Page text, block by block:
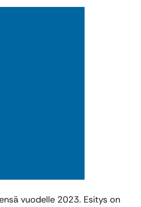
vuodelle 2023. Esitys on